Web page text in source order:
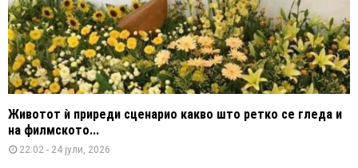
Животот ѝ приреди сценарио какво што ретко се гледа и
на филмското...
22:02 - 24 јули, 2026